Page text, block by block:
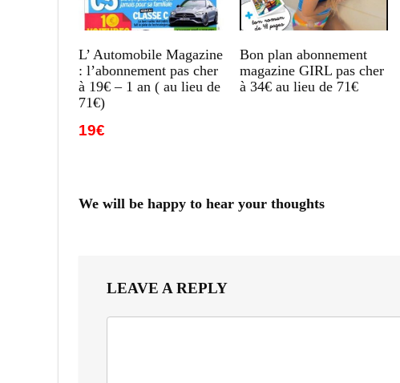
L’ Automobile Magazine
: l’abonnement pas cher
à 19€ – 1 an ( au lieu de
71€)
19€
Bon plan abonnement
magazine GIRL pas cher
à 34€ au lieu de 71€
We will be happy to hear your thoughts
LEAVE A REPLY